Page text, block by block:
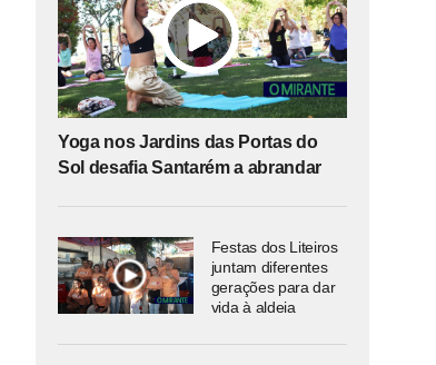
Yoga nos Jardins das Portas do
Sol desafia Santarém a abrandar
Festas dos Liteiros
juntam diferentes
gerações para dar
vida à aldeia